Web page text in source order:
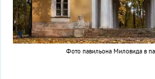
Фото павильона Миловида в